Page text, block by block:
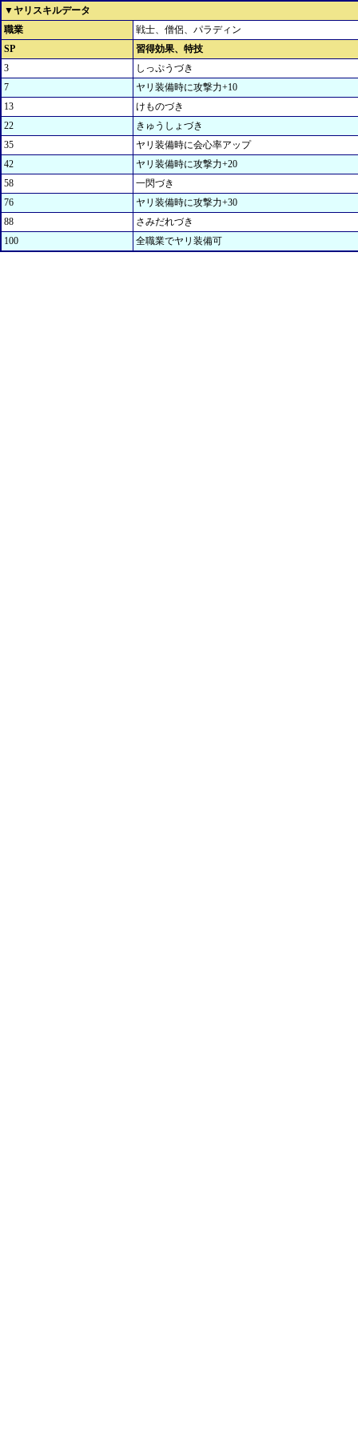
▼ヤリスキルデータ
職業
戦士、僧侶、パラディン
SP
習得効果、特技
3
しっぷうづき
7
ヤリ装備時に攻撃力+10
13
けものづき
22
きゅうしょづき
35
ヤリ装備時に会心率アップ
42
ヤリ装備時に攻撃力+20
58
一閃づき
76
ヤリ装備時に攻撃力+30
88
さみだれづき
100
全職業でヤリ装備可